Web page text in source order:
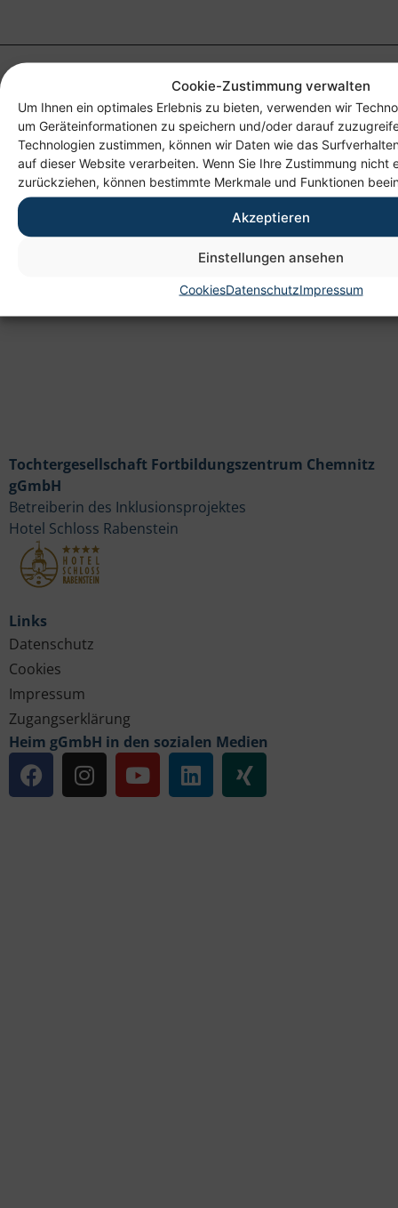
Cookie-Zustimmung verwalten
Um Ihnen ein optimales Erlebnis zu bieten, verwenden wir
um Geräteinformationen zu speichern und/oder darauf
Technologien zustimmen, können wir Daten wie das
auf dieser Website verarbeiten. Wenn Sie Ihre Zustimmung nicht
zurückziehen, können bestimmte Merkmale und Funktionen
Akzeptieren
Einstellungen ansehen
CookiesDatenschutzImpressum
Anschrift
Heim gemeinnützige GmbH
Links
Datenschutz
Cookies
Impressum
Zugangserklärung
Heim gGmbH in den sozialen Medien
Tochtergesellschaft Fortbildungszentrum Chemnitz
gGmbH
Betreiberin des Inklusionsprojektes
Hotel Schloss Rabenstein